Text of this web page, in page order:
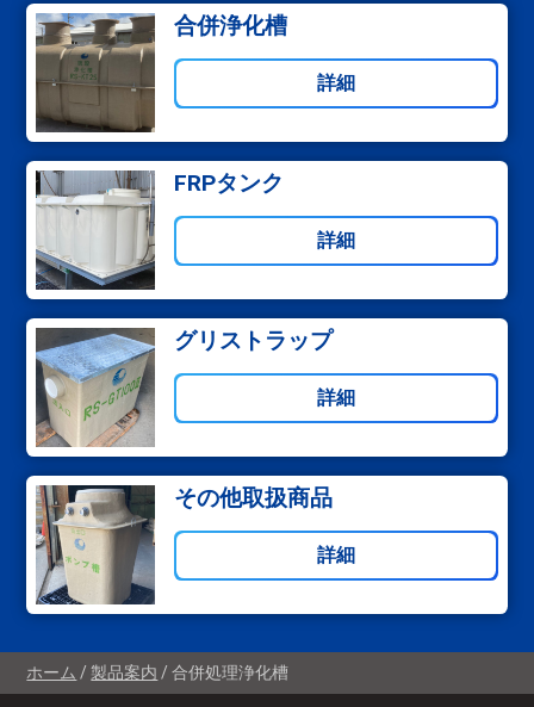
合併浄化槽
詳細
FRPタンク
詳細
グリストラップ
詳細
その他取扱商品
詳細
ホーム 製品案内 合併処理浄化槽